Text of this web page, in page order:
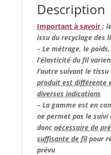
Description
Important à savoir :
issu du recyclage des
– Le métrage, le
l’élasticité du fil
l’autre suivant le
produit est différente
diverses indications
– La gamme est en
ne permet pas le suivi
donc nécessaire de
suffisante de filpour
prévu